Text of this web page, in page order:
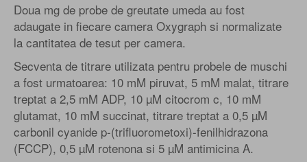
Doua mg de probe de greutate umeda au fost
adaugate in fiecare camera Oxygraph si normalizate
la cantitatea de tesut per camera.
Secventa de titrare utilizata pentru probele de muschi
a fost urmatoarea: 10 mM piruvat, 5 mM malat, titrare
treptat a 2,5 mM ADP, 10 µM citocrom c, 10 mM
glutamat, 10 mM succinat, titrare treptat a 0,5 µM
carbonil cyanide p-(trifluorometoxi)-fenilhidrazona
(FCCP), 0,5 µM rotenona si 5 µM antimicina A.